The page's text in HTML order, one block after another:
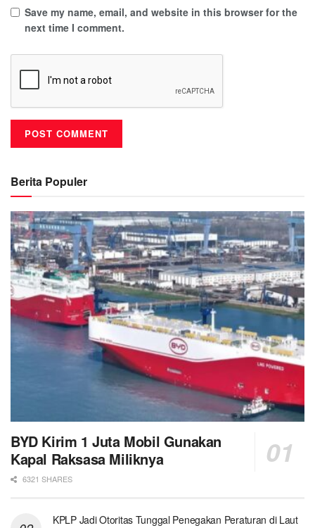
Save my name, email, and website in this browser for the
next time I comment.
Berita Populer
BYD Kirim 1 Juta Mobil Gunakan
Kapal Raksasa Miliknya
6321 SHARES
KPLP Jadi Otoritas Tunggal Penegakan Peraturan di Laut